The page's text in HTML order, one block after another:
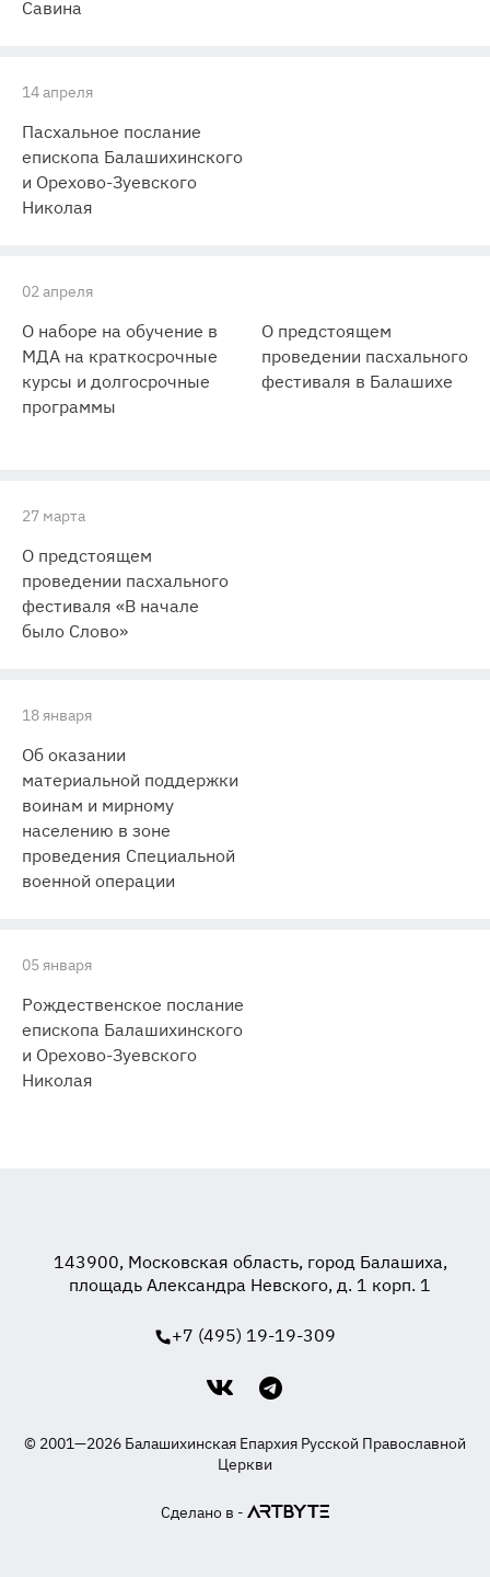
Савина
14 апреля
Пасхальное послание
епископа Балашихинского
и Орехово-Зуевского
Николая
02 апреля
О наборе на обучение в
МДА на краткосрочные
курсы и долгосрочные
программы
О предстоящем
проведении пасхального
фестиваля в Балашихе
27 марта
О предстоящем
проведении пасхального
фестиваля «В начале
было Слово»
18 января
Об оказании
материальной поддержки
воинам и мирному
населению в зоне
проведения Специальной
военной операции
05 января
Рождественское послание
епископа Балашихинского
и Орехово-Зуевского
Николая
143900, Московская область, город Балашиха,
площадь Александра Невского, д. 1 корп. 1
+7 (495) 19-19-309
© 2001—2026 Балашихинская Епархия Русской Православной
Церкви
Сделано в -